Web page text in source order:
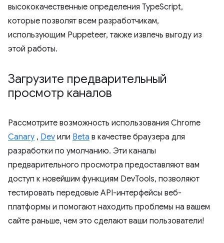
высококачественные определения TypeScript,
которые позволят всем разработчикам,
использующим Puppeteer, также извлечь выгоду из
этой работы.
Загрузите предварительный
просмотр каналов
Рассмотрите возможность использования Chrome
Canary , Dev или Beta в качестве браузера для
разработки по умолчанию. Эти каналы
предварительного просмотра предоставляют вам
доступ к новейшим функциям DevTools, позволяют
тестировать передовые API-интерфейсы веб-
платформы и помогают находить проблемы на вашем
сайте раньше, чем это сделают ваши пользователи!